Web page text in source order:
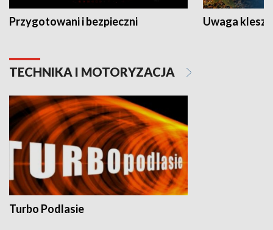
Przygotowani i bezpieczni Uwaga
TECHNIKA I MOTORYZACJA
Turbo Podlasie